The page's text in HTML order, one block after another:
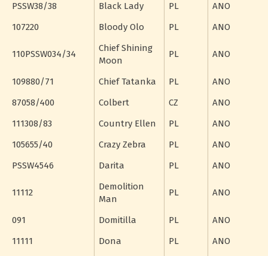
PSSW38/38
Black Lady PL
ANO
107220
Bloody Olo PL ANO
110PSSW034/34
Chief Shining
Moon
PL ANO
109880/71 Chief Tatanka PL
ANO
87058/400
Colbert CZ
ANO
111308/83
Country Ellen PL
ANO
105655/40
Crazy Zebra PL
ANO
PSSW4546
Darita PL ANO
11112
Demolition
Man
PL ANO
091 Domitilla PL
ANO
11111
Dona PL
ANO